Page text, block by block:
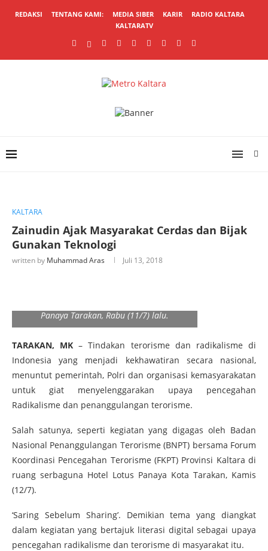
REDAKSI TENTANG KAMI: MEDIA SIBER KARIR
RADIO KALTARA
KALTARATV
KALTARA
Zainudin Ajak Masyarakat Cerdas dan Bijak
Gunakan Teknologi
written by Muhammad Aras Juli 13, 2018
Panaya Tarakan, Rabu (11/7) lalu.
TARAKAN, MK – Tindakan terorisme dan radikalisme di
Indonesia yang menjadi kekhawatiran secara nasional,
menuntut pemerintah, Polri dan organisasi kemasyarakatan
untuk giat menyelenggarakan upaya pencegahan
Radikalisme dan penanggulangan terorisme.
Salah satunya, seperti kegiatan yang digagas oleh Badan
Nasional Penanggulangan Terorisme (BNPT) bersama Forum
Koordinasi Pencegahan Terorisme (FKPT) Provinsi Kaltara di
ruang serbaguna Hotel Lotus Panaya Kota Tarakan, Kamis
(12/7).
‘Saring Sebelum Sharing’. Demikian tema yang diangkat
dalam kegiatan yang bertajuk literasi digital sebagai upaya
pencegahan radikalisme dan terorisme di masyarakat itu.